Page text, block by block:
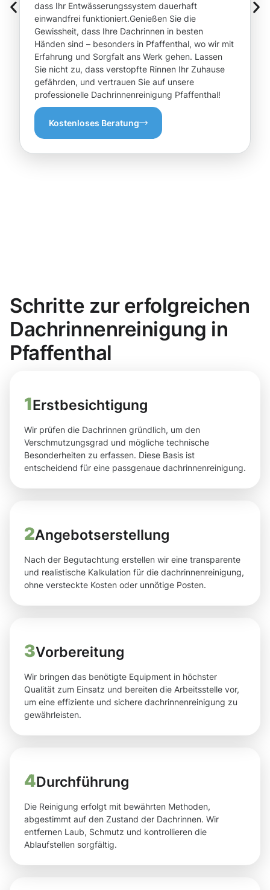
dass Ihr Entwässerungssystem dauerhaft
einwandfrei funktioniert.Genießen Sie die
Gewissheit, dass Ihre Dachrinnen in besten
Händen sind – besonders in Pfaffenthal, wo wir mit
Erfahrung und Sorgfalt ans Werk gehen. Lassen
Sie nicht zu, dass verstopfte Rinnen Ihr Zuhause
gefährden, und vertrauen Sie auf unsere
professionelle Dachrinnenreinigung Pfaffenthal!
Kostenloses Beratung
Schritte zur erfolgreichen
Dachrinnenreinigung in
Pfaffenthal
1Erstbesichtigung
Wir prüfen die Dachrinnen gründlich, um den
Verschmutzungsgrad und mögliche technische
Besonderheiten zu erfassen. Diese Basis ist
entscheidend für eine passgenaue dachrinnenreinigung.
2Angebotserstellung
Nach der Begutachtung erstellen wir eine transparente
und realistische Kalkulation für die dachrinnenreinigung,
ohne versteckte Kosten oder unnötige Posten.
3Vorbereitung
Wir bringen das benötigte Equipment in höchster
Qualität zum Einsatz und bereiten die Arbeitsstelle vor,
um eine effiziente und sichere dachrinnenreinigung zu
gewährleisten.
4Durchführung
Die Reinigung erfolgt mit bewährten Methoden,
abgestimmt auf den Zustand der Dachrinnen. Wir
entfernen Laub, Schmutz und kontrollieren die
Ablaufstellen sorgfältig.